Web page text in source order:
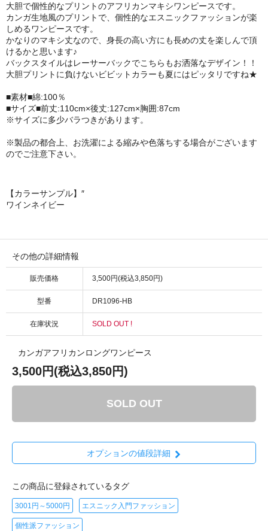
大胆で個性的なプリントのアフリカンマキシワンピースです。
カンガ生地風のプリントで、個性的なエスニックファッションが楽
しめるワンピースです。
かなりのマキシ丈なので、身長の高い方にも長めの丈を楽しんで頂
けるかと思います♪
バックスタイルはレーサーバックでこちらもお洒落なデザイン！！
大胆プリントに負けないビビットカラーも夏にはピッタリですね★
■素材■綿:100％
■サイズ■前丈:110cm×後丈:127cm×胸囲:87cm
※サイズに多少バラつきがあります。
※製品の都合上、お洗濯による縮みや色落ちする場合がございます
のでご注意下さい。
【カラーサンプル】″
ワインネイビー
その他の詳細情報
販売価格 3,500円(税込3,850円)
型番 DR1096-HB
在庫状況 SOLD OUT !
カンガアフリカンロングワンピース
3,500円(税込3,850円)
SOLD OUT
オプションの値段詳細
この商品に登録されているタグ
3001円～5000円 エスニック入門ファッション
個性派ファッション